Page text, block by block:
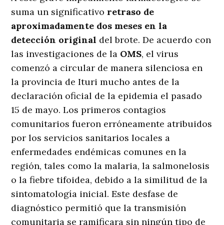
suma un significativo retraso de
aproximadamente dos meses en la
detección original del brote. De acuerdo con
las investigaciones de la OMS, el virus
comenzó a circular de manera silenciosa en
la provincia de Ituri mucho antes de la
declaración oficial de la epidemia el pasado
15 de mayo. Los primeros contagios
comunitarios fueron erróneamente atribuidos
por los servicios sanitarios locales a
enfermedades endémicas comunes en la
región, tales como la malaria, la salmonelosis
o la fiebre tifoidea, debido a la similitud de la
sintomatología inicial. Este desfase de
diagnóstico permitió que la transmisión
comunitaria se ramificara sin ningún tipo de